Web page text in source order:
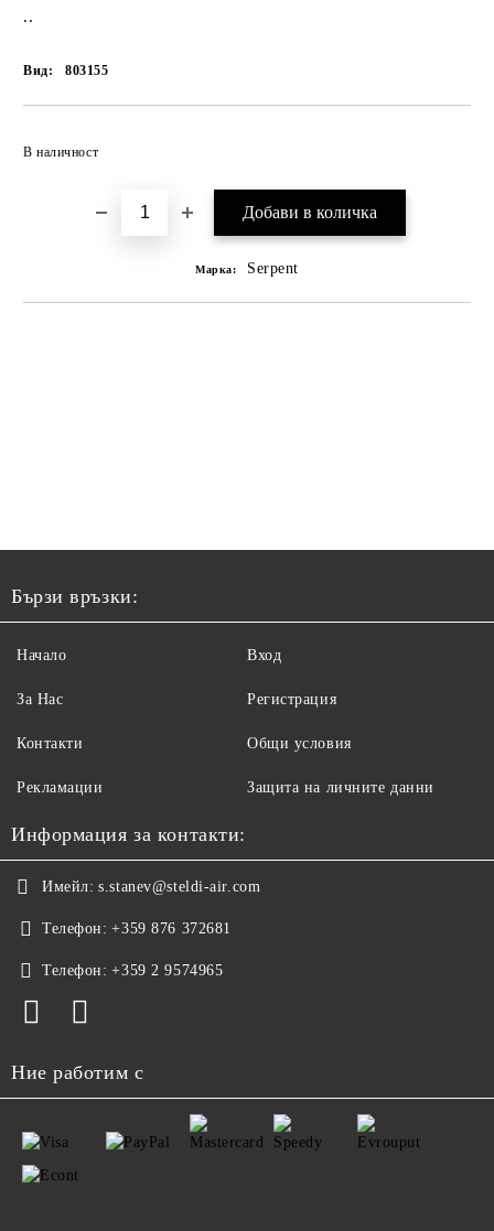
..
Вид: 803155
В наличност
Марка: Serpent
Бързи връзки:
Начало
За Нас
Контакти
Рекламации
Вход
Регистрация
Общи условия
Защита на личните данни
Информация за контакти:
Имейл: s.stanev@steldi-air.com
Телефон: +359 876 372681
Телефон: +359 2 9574965
Ние работим с